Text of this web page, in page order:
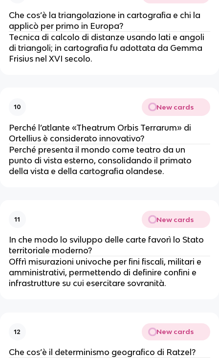
Che cos’è la triangolazione in cartografia e chi la
applicò per primo in Europa?
Tecnica di calcolo di distanze usando lati e angoli
di triangoli; in cartografia fu adottata da Gemma
Frisius nel XVI secolo.
10 New cards
Perché l’atlante «Theatrum Orbis Terrarum» di
Ortellius è considerato innovativo?
Perché presenta il mondo come teatro da un
punto di vista esterno, consolidando il primato
della vista e della cartografia olandese.
11 New cards
In che modo lo sviluppo delle carte favorì lo Stato
territoriale moderno?
Offrì misurazioni univoche per fini fiscali, militari e
amministrativi, permettendo di definire confini e
infrastrutture su cui esercitare sovranità.
12 New cards
Che cos’è il determinismo geografico di Ratzel?